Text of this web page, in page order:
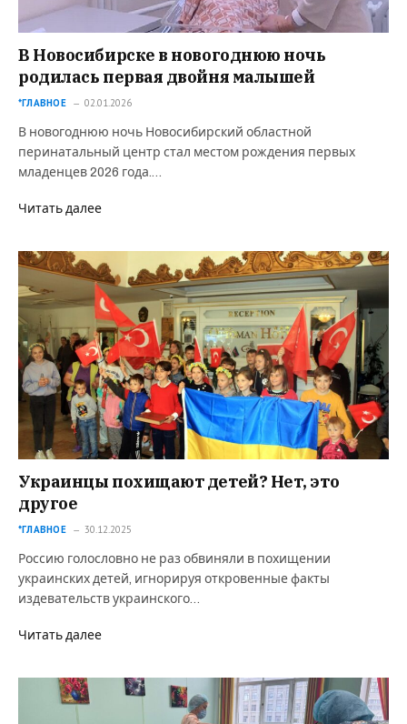
В Новосибирске в новогоднюю ночь
родилась первая двойня малышей
*ГЛАВНОЕ 02.01.2026
В новогоднюю ночь Новосибирский областной
перинатальный центр стал местом рождения первых
младенцев 2026 года.…
Читать далее
Украинцы похищают детей? Нет, это
другое
*ГЛАВНОЕ 30.12.2025
Россию голословно не раз обвиняли в похищении
украинских детей, игнорируя откровенные факты
издевательств украинского…
Читать далее